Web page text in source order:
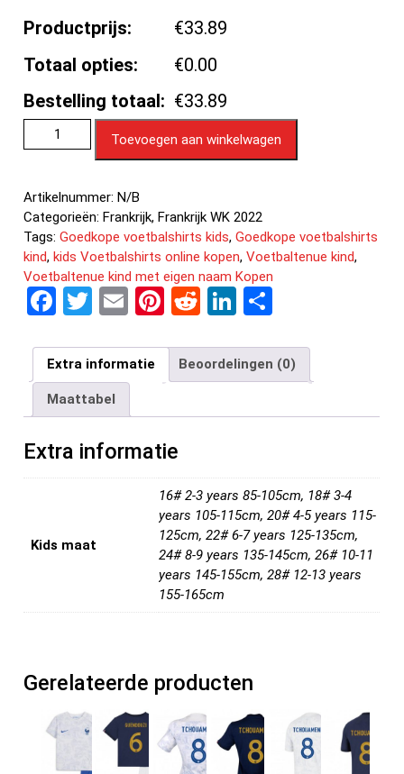
Productprijs:
€33.89
Totaal opties:
€0.00
Bestelling totaal: €33.89
Toevoegen aan winkelwagen
Artikelnummer:N/B
Categorieën:Frankrijk,Frankrijk WK 2022
Tags:Goedkope voetbalshirts kids,Goedkope voetbalshirts
kind,kids Voetbalshirts online kopen,Voetbaltenue kind,
Voetbaltenue kind met eigen naam Kopen
F
ce
b
o
o
k
T
tt
er
E
ail
Pi
er
es
t
R
d
di
t
Li
ke
dI
n
e
n
Extra informatie Beoordelingen (0)
Maattabel
Extra informatie
Kids maat
16# 2-3 years 85-105cm, 18# 3-4
years 105-115cm, 20# 4-5 years 115-
125cm, 22# 6-7 years 125-135cm,
24# 8-9 years 135-145cm, 26# 10-11
years 145-155cm, 28# 12-13 years
155-165cm
Gerelateerde producten